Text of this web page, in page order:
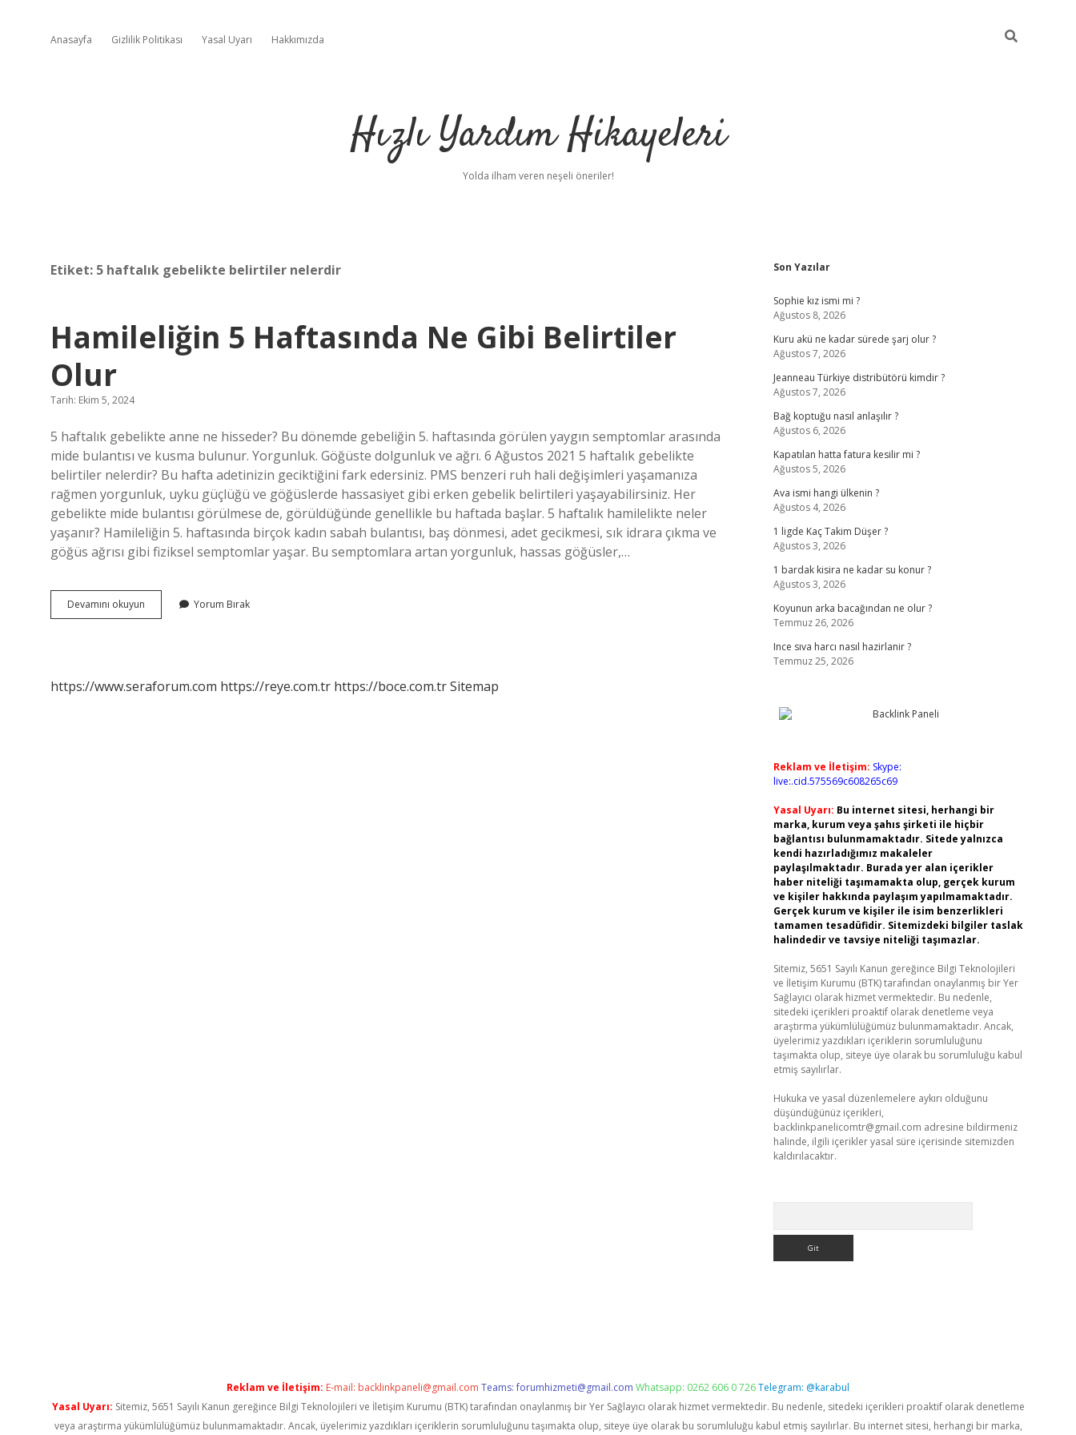
Anasayfa Gizlilik Politikası Yasal Uyarı Hakkımızda
Hızlı Yardım Hikayeleri
Yolda ilham veren neşeli öneriler!
Etiket: 5 haftalık gebelikte belirtiler nelerdir
Hamileliğin 5 Haftasında Ne Gibi Belirtiler
Olur
Tarih: Ekim 5, 2024
5 haftalık gebelikte anne ne hisseder? Bu dönemde gebeliğin 5. haftasında görülen yaygın semptomlar arasında
mide bulantısı ve kusma bulunur. Yorgunluk. Göğüste dolgunluk ve ağrı. 6 Ağustos 2021 5 haftalık gebelikte
belirtiler nelerdir? Bu hafta adetinizin geciktiğini fark edersiniz. PMS benzeri ruh hali değişimleri yaşamanıza
rağmen yorgunluk, uyku güçlüğü ve göğüslerde hassasiyet gibi erken gebelik belirtileri yaşayabilirsiniz. Her
gebelikte mide bulantısı görülmese de, görüldüğünde genellikle bu haftada başlar. 5 haftalık hamilelikte neler
yaşanır? Hamileliğin 5. haftasında birçok kadın sabah bulantısı, baş dönmesi, adet gecikmesi, sık idrara çıkma ve
göğüs ağrısı gibi fiziksel semptomlar yaşar. Bu semptomlara artan yorgunluk, hassas göğüsler,…
Devamını okuyun Hamileliğin
5
Olur
Yorum Bırak
https://www.seraforum.com https://reye.com.tr https://boce.com.trSitemap
Sidebar
Son Yazılar
Sophie kız ismi mi ?
Ağustos 8, 2026
Kuru akü ne kadar sürede şarj olur ?
Ağustos 7, 2026
Jeanneau Türkiye distribütörü kimdir ?
Ağustos 7, 2026
Bağ koptuğu nasıl anlaşılır ?
Ağustos 6, 2026
Kapatılan hatta fatura kesilir mi ?
Ağustos 5, 2026
Ava ismi hangi ülkenin ?
Ağustos 4, 2026
1 ligde Kaç Takim Düşer ?
Ağustos 3, 2026
1 bardak kisira ne kadar su konur ?
Ağustos 3, 2026
Koyunun arka bacağından ne olur ?
Temmuz 26, 2026
Ince sıva harcı nasıl hazirlanir ?
Temmuz 25, 2026
Reklam ve İletişim: Skype:
live:.cid.575569c608265c69
Yasal Uyarı: Bu internet sitesi, herhangi bir
marka, kurum veya şahıs şirketi ile hiçbir
bağlantısı bulunmamaktadır. Sitede yalnızca
kendi hazırladığımız makaleler
paylaşılmaktadır. Burada yer alan içerikler
haber niteliği taşımamakta olup, gerçek kurum
ve kişiler hakkında paylaşım yapılmamaktadır.
Gerçek kurum ve kişiler ile isim benzerlikleri
tamamen tesadüfidir. Sitemizdeki bilgiler taslak
halindedir ve tavsiye niteliği taşımazlar.
Sitemiz, 5651 Sayılı Kanun gereğince Bilgi Teknolojileri
ve İletişim Kurumu (BTK) tarafından onaylanmış bir Yer
Sağlayıcı olarak hizmet vermektedir. Bu nedenle,
sitedeki içerikleri proaktif olarak denetleme veya
araştırma yükümlülüğümüz bulunmamaktadır. Ancak,
üyelerimiz yazdıkları içeriklerin sorumluluğunu
taşımakta olup, siteye üye olarak bu sorumluluğu kabul
etmiş sayılırlar.
Hukuka ve yasal düzenlemelere aykırı olduğunu
düşündüğünüz içerikleri,
backlinkpanelicomtr@gmail.com adresine bildirmeniz
halinde, ilgili içerikler yasal süre içerisinde sitemizden
kaldırılacaktır.
Reklam ve İletişim: E-mail: backlinkpaneli@gmail.com Teams:forumhizmeti@gmail.com Whatsapp: 0262 606 0 726Telegram: @karabul
Yasal Uyarı: Sitemiz, 5651 Sayılı Kanun gereğince Bilgi Teknolojileri ve İletişim Kurumu (BTK) tarafından onaylanmış bir Yer Sağlayıcı olarak hizmet vermektedir. Bu nedenle, sitedeki içerikleri proaktif olarak denetleme
veya araştırma yükümlülüğümüz bulunmamaktadır. Ancak, üyelerimiz yazdıkları içeriklerin sorumluluğunu taşımakta olup, siteye üye olarak bu sorumluluğu kabul etmiş sayılırlar. Bu internet sitesi, herhangi bir marka,